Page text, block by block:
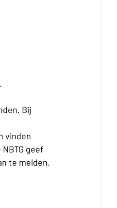
Bij
vinden
geef
te melden.